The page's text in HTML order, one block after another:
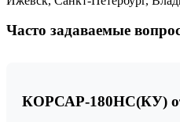
Часто задаваемые
КОРСАР-180НС(КУ)